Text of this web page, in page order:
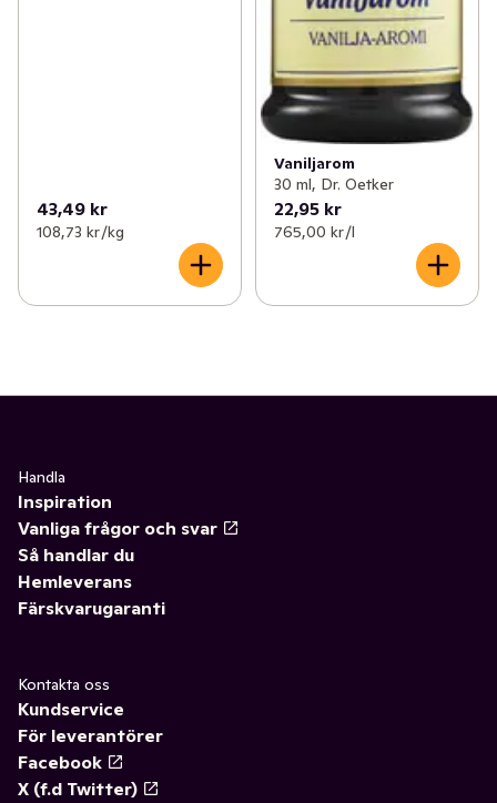
43,49 kr
108,73 kr /kg
Vaniljarom
30 ml, Dr. Oetker
22,95 kr
765,00 kr /l
Handla
Inspiration
Vanliga frågor och svar
Så handlar du
Hemleverans
Färskvarugaranti
Kontakta oss
Kundservice
För leverantörer
Facebook
X (f.d Twitter)